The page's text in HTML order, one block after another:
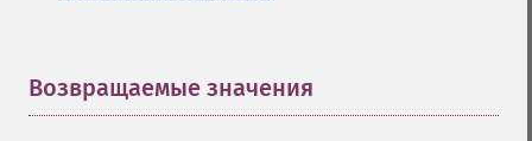
Возвращаемые значения